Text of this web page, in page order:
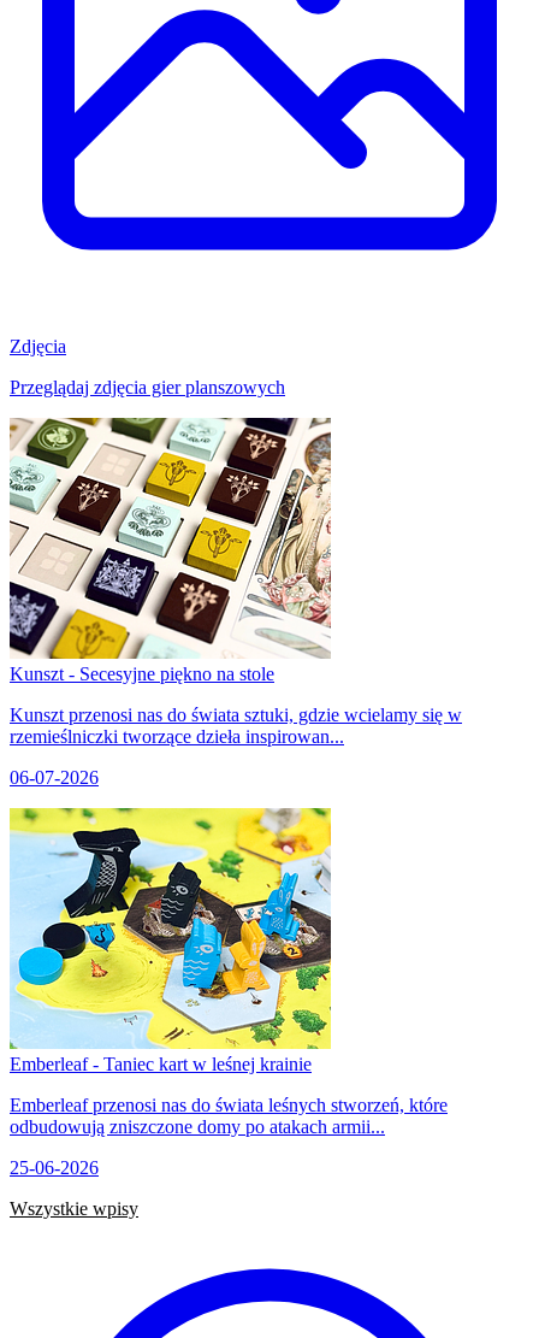
Zdjęcia
Przeglądaj zdjęcia gier planszowych
Kunszt - Secesyjne piękno na stole
Kunszt przenosi nas do świata sztuki, gdzie wcielamy się w
rzemieślniczki tworzące dzieła inspirowan...
06-07-2026
Emberleaf - Taniec kart w leśnej krainie
Emberleaf przenosi nas do świata leśnych stworzeń, które
odbudowują zniszczone domy po atakach armii...
25-06-2026
Wszystkie wpisy